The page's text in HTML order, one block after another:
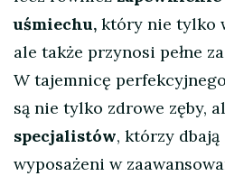
uśmiechu, który nie tylko
ale także przynosi pełne
W tajemnicę
są nie tylko zdrowe zęby,
specjalistów, którzy
wyposażeni w